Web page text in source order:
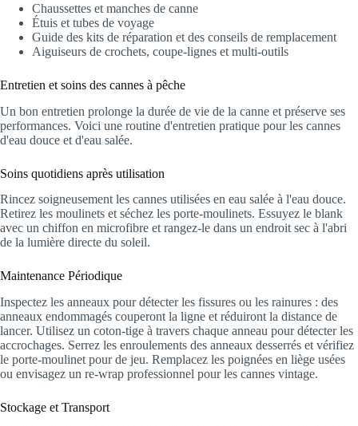
Chaussettes et manches de canne
Étuis et tubes de voyage
Guide des kits de réparation et des conseils de remplacement
Aiguiseurs de crochets, coupe-lignes et multi-outils
Entretien et soins des cannes à pêche
Un bon entretien prolonge la durée de vie de la canne et préserve ses
performances. Voici une routine d'entretien pratique pour les cannes
d'eau douce et d'eau salée.
Soins quotidiens après utilisation
Rincez soigneusement les cannes utilisées en eau salée à l'eau douce.
Retirez les moulinets et séchez les porte-moulinets. Essuyez le blank
avec un chiffon en microfibre et rangez-le dans un endroit sec à l'abri
de la lumière directe du soleil.
Maintenance Périodique
Inspectez les anneaux pour détecter les fissures ou les rainures : des
anneaux endommagés couperont la ligne et réduiront la distance de
lancer. Utilisez un coton-tige à travers chaque anneau pour détecter les
accrochages. Serrez les enroulements des anneaux desserrés et vérifiez
le porte-moulinet pour de jeu. Remplacez les poignées en liège usées
ou envisagez un re-wrap professionnel pour les cannes vintage.
Stockage et Transport